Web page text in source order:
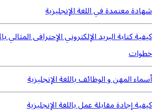
شهادة معتمدة في اللغة الإنجليزية
خطوات
أسماء المهن و الوظائف باللغة الإنجليزية
كيفية إجادة مقابلة عمل باللغة الإنجليزية